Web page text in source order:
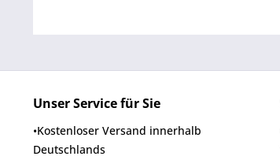
Unser Service für Sie
•Kostenloser Versand innerhalb
Deutschlands